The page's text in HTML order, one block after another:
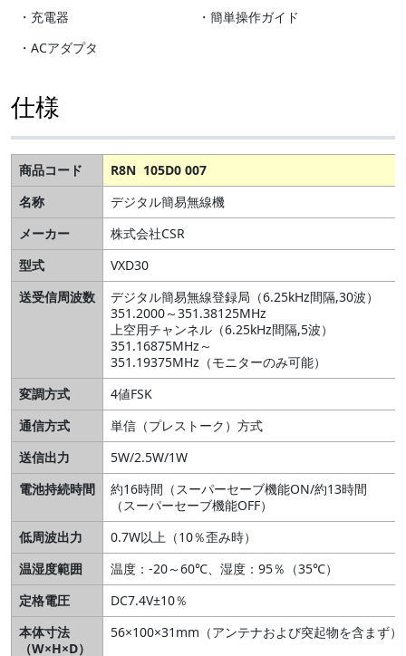
・充電器
・簡単操作ガイド
・ACアダプタ
仕様
商品コード
R8N 105D0 007
名称
デジタル簡易無線機
メーカー
株式会社CSR
型式
VXD30
送受信周波数
デジタル簡易無線登録局（6.25kHz間隔,30波）
351.2000～351.38125MHz
上空用チャンネル（6.25kHz間隔,5波）
351.16875MHz～
351.19375MHz（モニターのみ可能）
変調方式
4値FSK
通信方式
単信（プレストーク）方式
送信出力
5W/2.5W/1W
電池持続時間
約16時間（スーパーセーブ機能ON/約13時間
（スーパーセーブ機能OFF）
低周波出力
0.7W以上（10％歪み時）
温湿度範囲
温度：-20～60℃、湿度：95％（35℃）
定格電圧
DC7.4V±10％
本体寸法
（W×H×D）
56×100×31mm（アンテナおよび突起物を含まず）